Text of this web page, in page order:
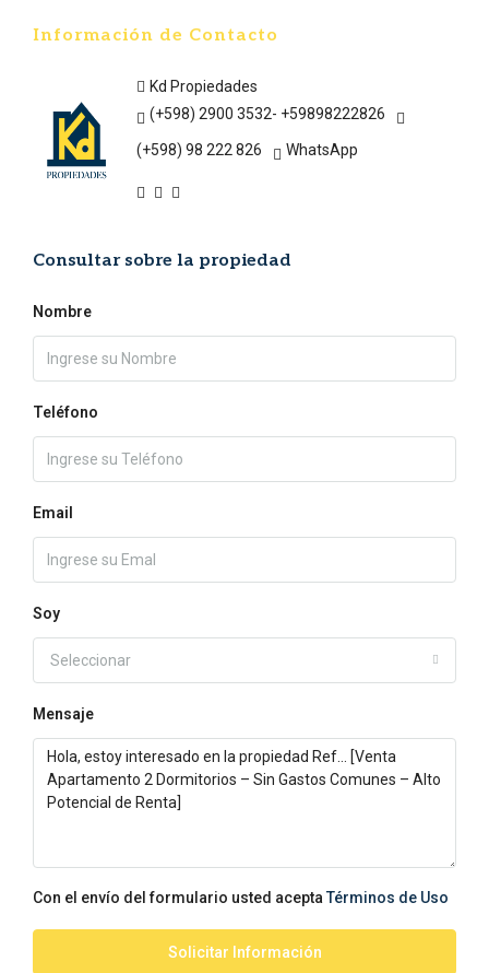
Información de Contacto
Kd Propiedades
(+598) 2900 3532- +59898222826
(+598) 98 222 826 WhatsApp
Consultar sobre la propiedad
Nombre
Teléfono
Email
Soy
Seleccionar
Mensaje
Con el envío del formulario usted acepta Términos de Uso
Solicitar Información